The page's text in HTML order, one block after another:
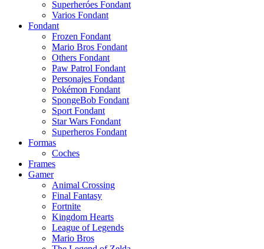
Superheróes Fondant
Varios Fondant
Fondant
Frozen Fondant
Mario Bros Fondant
Others Fondant
Paw Patrol Fondant
Personajes Fondant
Pokémon Fondant
SpongeBob Fondant
Sport Fondant
Star Wars Fondant
Superheros Fondant
Formas
Coches
Frames
Gamer
Animal Crossing
Final Fantasy
Fortnite
Kingdom Hearts
League of Legends
Mario Bros